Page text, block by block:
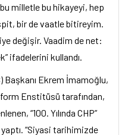
milletle bu hikayeyi, hep
bir de vaatle bitireyim.
değişir. Vaadim de net:
ifadelerini kullandı.
Başkanı Ekrem İmamoğlu,
Enstitüsü tarafından,
“100. Yılında CHP”
yaptı. “Siyasi tarihimizde